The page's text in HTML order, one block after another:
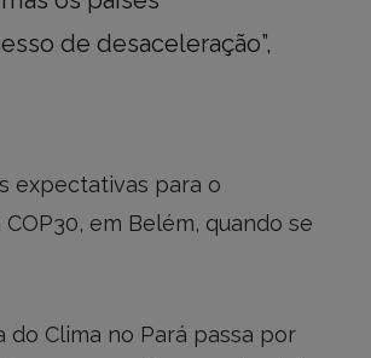
de desaceleração”,
expectativas para o
em Belém, quando se
do Clima no Pará passa por